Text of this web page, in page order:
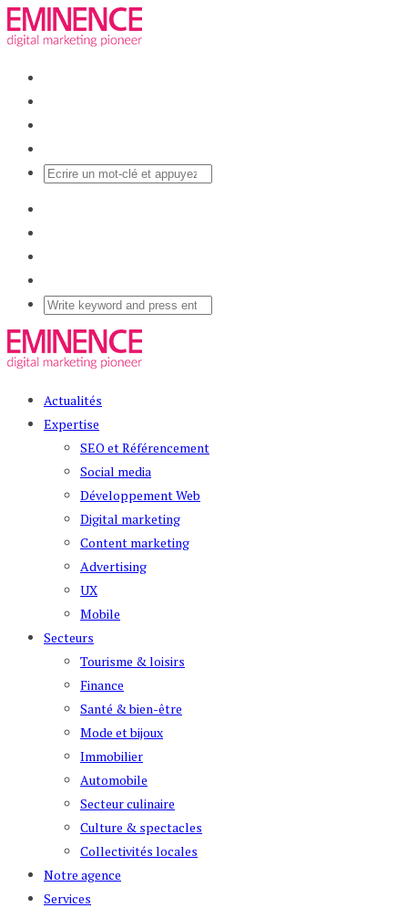
Actualités
Expertise
SEO et Référencement
Social media
Développement Web
Digital marketing
Content marketing
Advertising
UX
Mobile
Secteurs
Tourisme & loisirs
Finance
Santé & bien-être
Mode et bijoux
Immobilier
Automobile
Secteur culinaire
Culture & spectacles
Collectivités locales
Notre agence
Services